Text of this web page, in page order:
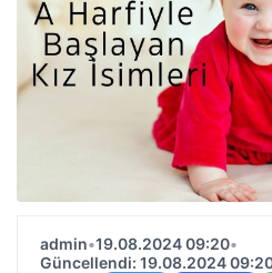
admin•19.08.2024 09:20•
Güncellendi: 19.08.2024